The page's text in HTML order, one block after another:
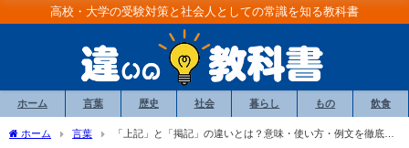
高校・大学の受験対策と社会人としての常識を知る教科書
ホーム 言葉 歴史 社会 暮らし もの 飲食
ホーム 言葉
「上記」と「掲記」の違いとは？意味・使い方・例文を徹底解